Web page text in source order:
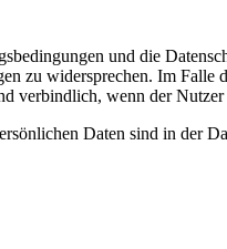
und die
zu widersprechen. Im Falle
verbindlich, wenn der
Daten sind in der